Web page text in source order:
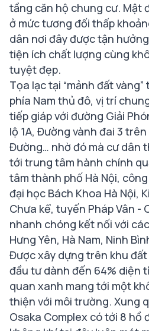
tầng căn hộ chung cư. Mật
ở mức tương đối thấp
dân nơi đây được tận
tiện ích chất lượng cùng
tuyệt đẹp.
Tọa lạc tại “mảnh đất
phía Nam thủ đô, vị trí
tiếp giáp với đường Giải
lộ 1A, Đường vành đai 3
Đường… nhờ đó mà cư dân
tới trung tâm hành chính
tâm thành phố Hà Nội, công
đại học Bách Khoa Hà Nội,
Chưa kể, tuyến Pháp Vân -
nhanh chóng kết nối với
Hưng Yên, Hà Nam, Ninh
Được xây dựng trên khu
đầu tư dành đến 64% diện
quan xanh mang tới một
thiện với môi trường. Xung
Osaka Complex có tới 8 hồ